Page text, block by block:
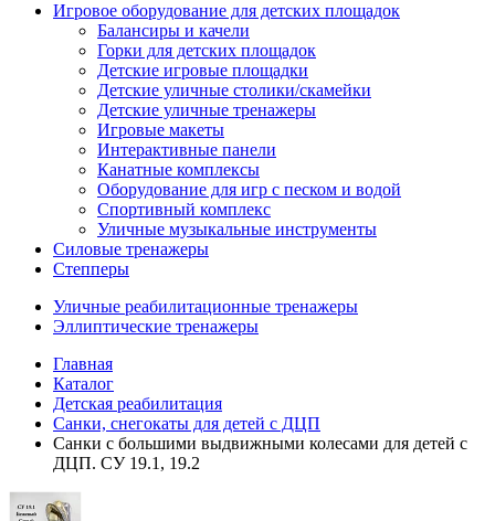
Игровое оборудование для детских площадок
Балансиры и качели
Горки для детских площадок
Детские игровые площадки
Детские уличные столики/скамейки
Детские уличные тренажеры
Игровые макеты
Интерактивные панели
Канатные комплексы
Оборудование для игр с песком и водой
Спортивный комплекс
Уличные музыкальные инструменты
Силовые тренажеры
Степперы
Уличные реабилитационные тренажеры
Эллиптические тренажеры
Главная
Каталог
Детская реабилитация
Санки, снегокаты для детей с ДЦП
Санки с большими выдвижными колесами для детей с
ДЦП. CУ 19.1, 19.2